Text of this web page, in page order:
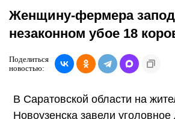
Женщину-фермера
незаконном убое 18
Поделиться
новостью:
В Саратовской области на
Новоузенска завели